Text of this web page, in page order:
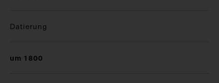
Datierung
um 1800